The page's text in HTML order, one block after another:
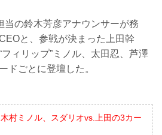
当の鈴木芳彦アナウンサーが務
と、参戦が決まった上田幹
ィリップ”ミノル、太田忍、芦澤
ドごとに登壇した。
村ミノル、スダリオvs.上田の3カー